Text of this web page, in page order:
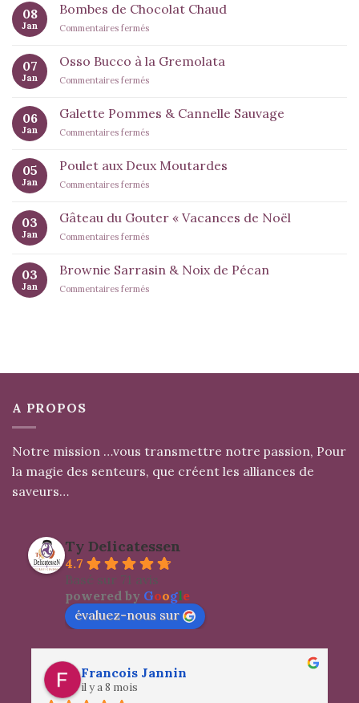
08
Jan
Bombes de Chocolat Chaud
Commentaires ferméssur
Chocolat
Chaud
07
Jan
Osso Bucco à la Gremolata
Commentaires ferméssur
Bucco
à
la
06
Jan
Galette Pommes & Cannelle Sauvage
Commentaires ferméssur
Pommes
&
Cannelle
05
Jan
Poulet aux Deux Moutardes
Commentaires ferméssur
Deux
Moutardes
03
Jan
Gâteau du Gouter « Vacances de Noël
Commentaires ferméssur
du
Gouter
« Vacances
03
Jan
Brownie Sarrasin & Noix de Pécan
Commentaires ferméssur
A PROPOS
Notre mission …vous transmettre notre passion, Pour
la magie des senteurs, que créent les alliances de
saveurs…
Ty Delicatessen
4.7
Basé sur 71 avis
powered by Google
évaluez-nous sur
Francois Jannin
il y a 8 mois